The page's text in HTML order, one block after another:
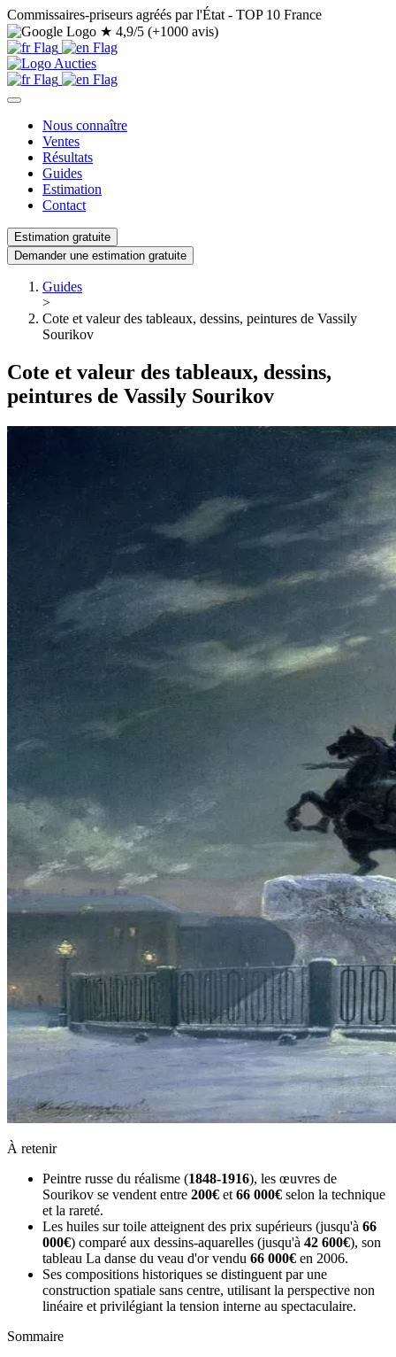
Commissaires-priseurs agréés par l'État - TOP 10 France
★ 4,9/5 (+1000 avis)
Nous connaître
Ventes
Résultats
Guides
Estimation
Contact
Estimation gratuite
Demander une estimation gratuite
Guides
>
Cote et valeur des tableaux, dessins, peintures de Vassily
Sourikov
Cote et valeur des tableaux, dessins,
peintures de Vassily Sourikov
À retenir
Peintre russe du réalisme (1848-1916), les œuvres de
Sourikov se vendent entre 200€ et 66 000€ selon la technique
et la rareté.
Les huiles sur toile atteignent des prix supérieurs (jusqu'à 66
000€) comparé aux dessins-aquarelles (jusqu'à 42 600€), son
tableau La danse du veau d'or vendu 66 000€ en 2006.
Ses compositions historiques se distinguent par une
construction spatiale sans centre, utilisant la perspective non
linéaire et privilégiant la tension interne au spectaculaire.
Sommaire